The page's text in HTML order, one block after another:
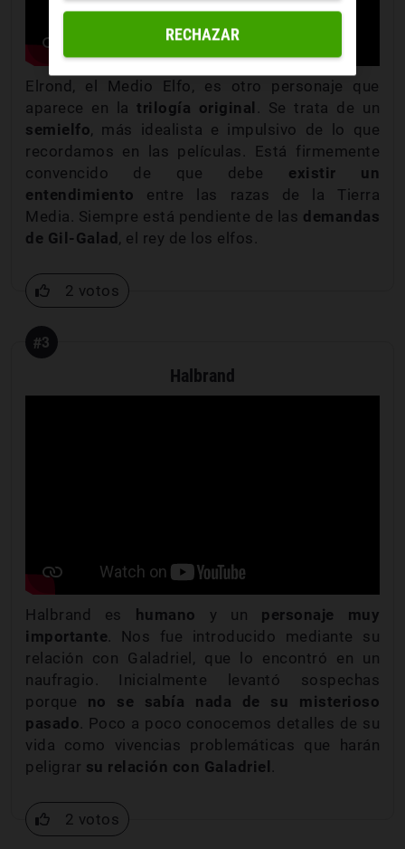
Elrond, el Medio Elfo, es otro personaje que
aparece en latrilogía original
. Se trata de un
semielfo, más idealista e impulsivo de lo que
recordamos en las películas. Está firmemente
convencido de que debe existir un
entendimiento entre las razas de la Tierra
Media. Siempre está pendiente de las demandas
de Gil-Galad, el rey de los elfos.
2 votos
#3
Halbrand
Halbrand es humano y un personaje muy
importante. Nos fue introducido mediante su
relación con Galadriel, que lo encontró en un
naufragio. Inicialmente levantó sospechas
porque no se sabía nada de su misterioso
pasado. Poco a poco conocemos detalles de su
vida como vivencias problemáticas que harán
peligrar su relación con Galadriel .
2 votos
RECHAZAR